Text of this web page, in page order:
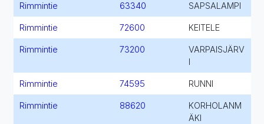
Rimmintie 63340 SAPSALAMPI
Rimmintie 72600 KEITELE
Rimmintie 73200
VARPAISJÄRV
Rimmintie 74595 RUNNI
Rimmintie 88620
KORHOLANM
ÄKI